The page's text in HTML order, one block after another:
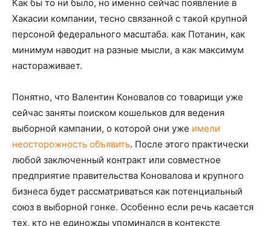
Как бы то ни было, но именно сейчас появление в
Хакасии компании, тесно связанной с такой крупной
персоной федерального масштаба. как Потанин, как
минимум наводит на разные мысли, а как максимум
настораживает.
Понятно, что Валентин Коновалов со товарищи уже
сейчас заняты поиском кошельков для ведения
выборной кампании, о которой они уже имели
неосторожность объявить. После этого практически
любой заключенный контракт или совместное
предприятие правительства Коновалова и крупного
бизнеса будет рассматриваться как потенциальный
союз в выборной гонке. Особенно если речь касается
тех, кто не единожды упоминался в контексте